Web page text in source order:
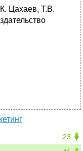
Цахаев, Т.В.
23